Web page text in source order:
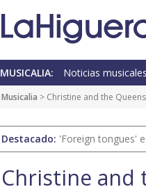
MUSICALIA: Noticias musicales
Musicalia > Christine and the Queens
Destacado: 'Foreign tongues'
Christine and